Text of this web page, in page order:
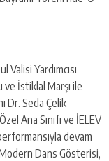
Yardımcısı
ve İstiklal Marşı ile
Dr. Seda Çelik
Ana Sınıfı ve İELEV
devam
Dans Gösterisi,